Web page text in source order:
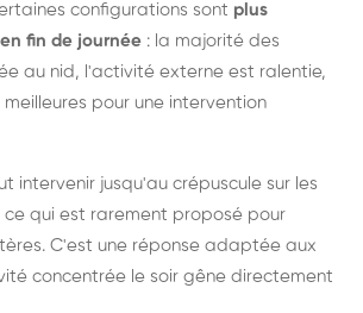
configurations sont plus
fin de journée : la majorité des
au nid, l'activité externe est ralentie,
meilleures pour une intervention
intervenir jusqu'au crépuscule sur les
ce qui est rarement proposé pour
C'est une réponse adaptée aux
concentrée le soir gêne directement